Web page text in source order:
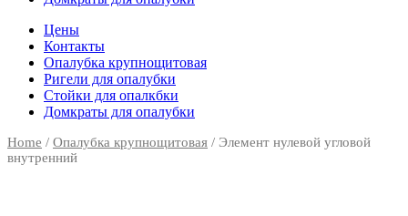
Цены
Контакты
Опалубка крупнощитовая
Ригели для опалубки
Стойки для опалкбки
Домкраты для опалубки
Home / Опалубка крупнощитовая / Элемент нулевой угловой
внутренний